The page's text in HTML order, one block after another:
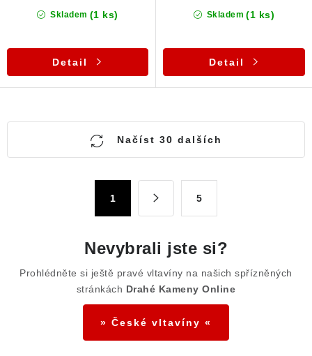
Skladem (1 ks)
Detail
Skladem (1 ks)
Detail
Načíst 30 dalších
1 5
Nevybrali jste si?
Prohlédněte si ještě pravé vltavíny na našich spřízněných
stránkách Drahé Kameny Online
» České vltavíny «